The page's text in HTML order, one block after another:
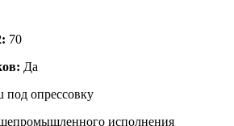
70
Да
под опрессовку
исполнения